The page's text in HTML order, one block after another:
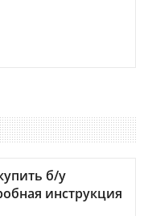
б/у
инструкция